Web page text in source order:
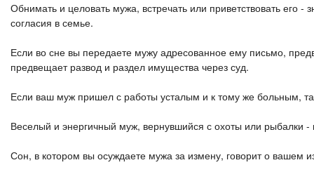
Обнимать и целовать мужа, встречать или приветствовать его
согласия в семье.
Если во сне вы передаете мужу адресованное ему письмо,
предвещает развод и раздел имущества через суд.
Если ваш муж пришел с работы усталым и к тому же больным,
Веселый и энергичный муж, вернувшийся с охоты или рыбалки
Сон, в котором вы осуждаете мужа за измену, говорит о вашем